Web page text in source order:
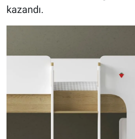
kazandı.